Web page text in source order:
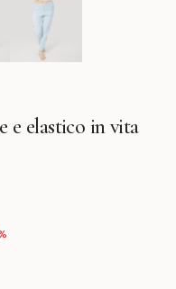
e elastico in vita